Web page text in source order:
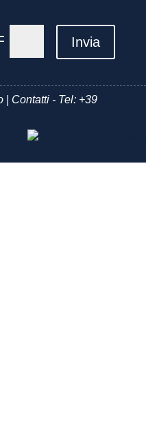
Invia
| Contatti - Tel: +39